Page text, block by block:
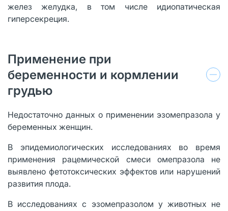
желез желудка, в том числе идиопатическая
гиперсекреция.
Применение при
беременности и кормлении
грудью
Недостаточно данных о применении эзомепразола у
беременных женщин.
В эпидемиологических исследованиях во время
применения рацемической смеси омепразола не
выявлено фетотоксических эффектов или нарушений
развития плода.
В исследованиях с эзомепразолом у животных не